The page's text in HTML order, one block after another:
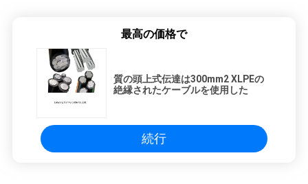
PRIVACY
POLICY
最高の価格で
質の頭上式伝達は300mm2 XLPEの
絶縁されたケーブルを使用した
続行